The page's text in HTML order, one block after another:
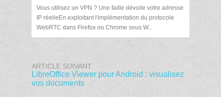
Vous utilisez un VPN ? Une faille dévoile votre adresse
IP réelleEn exploitant l'implémentation du protocole
WebRTC dans Firefox ou Chrome sous W...
ARTICLE SUIVANT
LibreOffice Viewer pour Android : visualisez
vos documents